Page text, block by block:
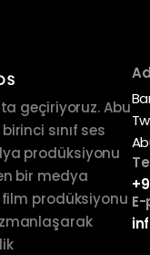
geçiriyoruz. Abu
sınıf ses
prodüksiyonu
bir medya
prodüksiyonu